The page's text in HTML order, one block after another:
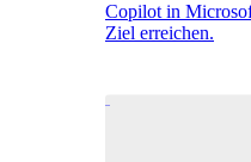
Copilot in
Ziel erreichen.